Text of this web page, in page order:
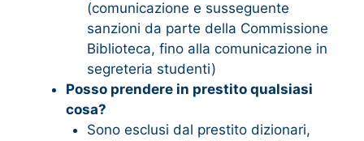
(comunicazione e susseguente
sanzioni da parte della Commissione
Biblioteca, fino alla comunicazione in
segreteria studenti)
Posso prendere in prestito qualsiasi
cosa?
Sono esclusi dal prestito dizionari,